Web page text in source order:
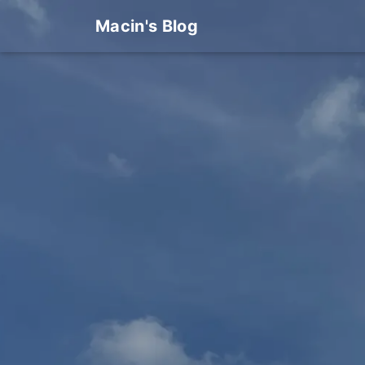
Macin's Blog